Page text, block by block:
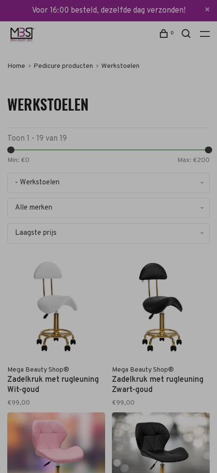
Voor 16:00 besteld, dezelfde dag verzonden!
0
Home Pedicure producten Werkstoelen
WERKSTOELEN
Toon 1 - 19 van 19
Min: €0 Max: €200
- Werkstoelen
Alle merken
Laagste prijs
Mega Beauty Shop®
Zadelkruk met rugleuning
Wit-goud
€99,00
Mega Beauty Shop®
Zadelkruk met rugleuning
Zwart-goud
€99,00